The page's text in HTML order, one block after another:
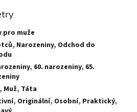
pro muže
, Narozeniny, Odchod do
, 60. narozeniny, 65.
, Muž, Táta
, Originální, Osobní, Praktický,